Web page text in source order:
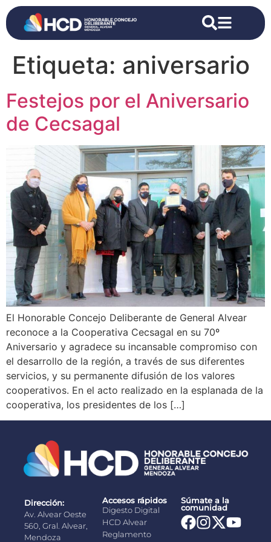
Etiqueta: aniversario
Festejos por el Aniversario
de Cecsagal
El Honorable Concejo Deliberante de General Alvear
reconoce a la Cooperativa Cecsagal en su 70º
Aniversario y agradece su incansable compromiso con
el desarrollo de la región, a través de sus diferentes
servicios, y su permanente difusión de los valores
cooperativos. En el acto realizado en la esplanada de la
cooperativa, los presidentes de los […]
Dirección:
Av. Alvear Oeste
560, Gral. Alvear,
Mendoza
Accesos rápidos
Digesto Digital
HCD Alvear
Reglamento
Súmate a la
comunidad